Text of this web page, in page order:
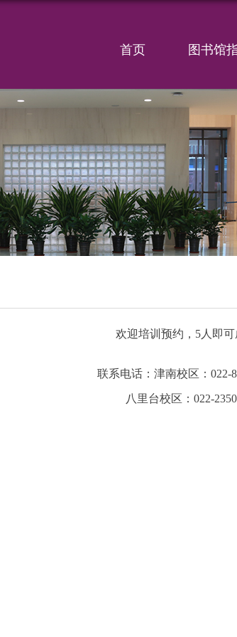
首页 图书馆
欢迎培训预约， 5 人即可
联系电话：津南校区： 022-
八里台校区： 022-